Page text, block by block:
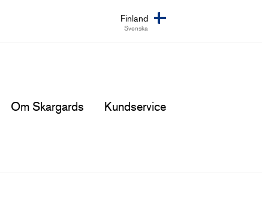
Om Skargards Kundservice
Finland
Svenska